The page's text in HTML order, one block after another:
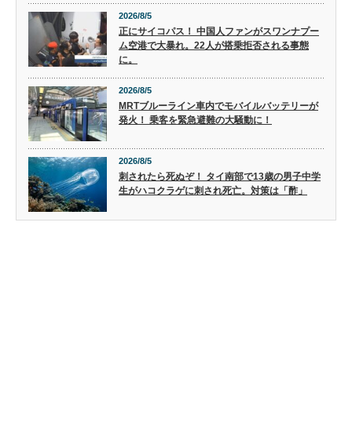
2026/8/5
正にサイコパス！ 中国人ファンがスワンナプー
ム空港で大暴れ。22人が搭乗拒否される事態
に。
2026/8/5
MRTブルーライン車内でモバイルバッテリーが
発火！ 乗客を緊急避難の大騒動に！
2026/8/5
刺されたら死ぬぞ！ タイ南部で13歳の男子中学
生がハコクラゲに刺され死亡。対策は「酢」